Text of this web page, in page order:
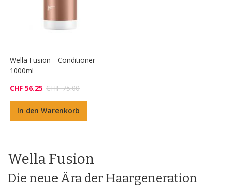
Wella Fusion - Conditioner
1000ml
CHF 56.25 CHF 75.00
In den Warenkorb
Wella Fusion
Die neue Ära der Haargeneration